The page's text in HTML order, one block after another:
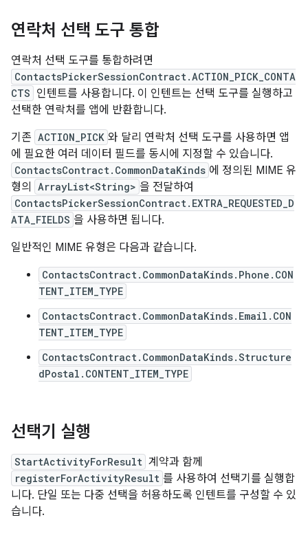
연락처 선택 도구 통합
연락처 선택 도구를 통합하려면
ContactsPickerSessionContract.ACTION_PICK_CONTA
CTS 인텐트를 사용합니다. 이 인텐트는 선택 도구를 실행하고
선택한 연락처를 앱에 반환합니다.
기존 ACTION_PICK 와 달리 연락처 선택 도구를 사용하면 앱
에 필요한 여러 데이터 필드를 동시에 지정할 수 있습니다.
ContactsContract.CommonDataKinds 에 정의된 MIME 유
형의
ArrayList<String> 을 전달하여
ContactsPickerSessionContract.EXTRA_REQUESTED_D
ATA_FIELDS 을 사용하면 됩니다.
일반적인 MIME 유형은 다음과 같습니다.
ContactsContract.CommonDataKinds.Phone.CON
TENT_ITEM_TYPE
ContactsContract.CommonDataKinds.Email.CON
TENT_ITEM_TYPE
ContactsContract.CommonDataKinds.Structure
dPostal.CONTENT_ITEM_TYPE
선택기 실행
StartActivityForResult 계약과 함께
registerForActivityResult 를 사용하여 선택기를 실행합
니다. 단일 또는 다중 선택을 허용하도록 인텐트를 구성할 수 있
습니다.